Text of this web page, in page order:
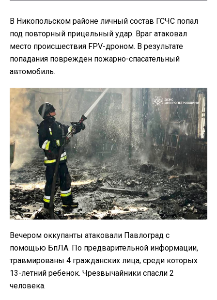
В Никопольском районе личный состав ГСЧС попал
под повторный прицельный удар. Враг атаковал
место происшествия FPV-дроном. В результате
попадания поврежден пожарно-спасательный
автомобиль.
Вечером оккупанты атаковали Павлоград с
помощью БпЛА. По предварительной информации,
травмированы 4 гражданских лица, среди которых
13-летний ребенок. Чрезвычайники спасли 2
человека.